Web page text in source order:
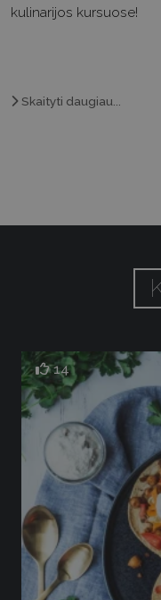
kulinarijos kursuose!
Skaityti daugiau...
14